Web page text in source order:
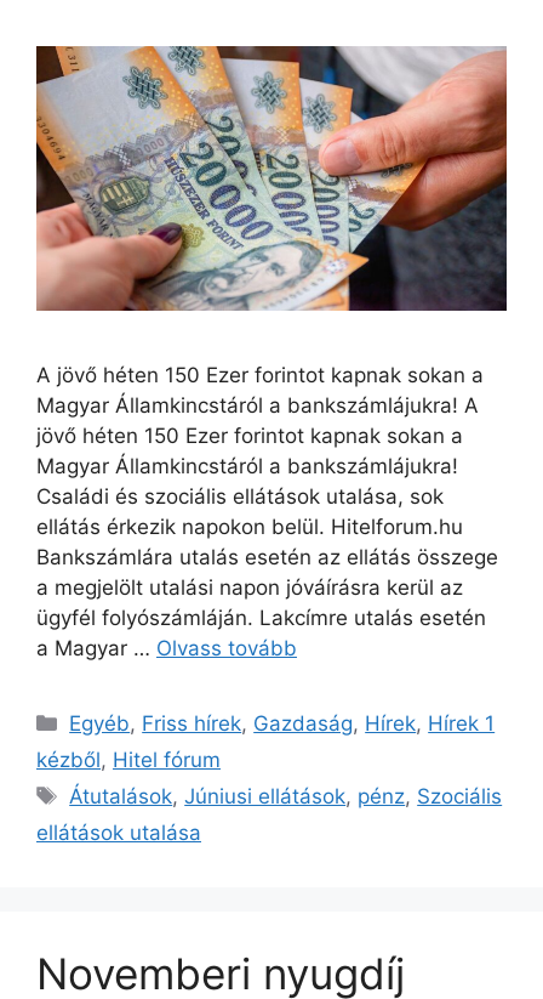
A jövő héten 150 Ezer forintot kapnak sokan a
Magyar Államkincstáról a bankszámlájukra! A
jövő héten 150 Ezer forintot kapnak sokan a
Magyar Államkincstáról a bankszámlájukra!
Családi és szociális ellátások utalása, sok
ellátás érkezik napokon belül. Hitelforum.hu
Bankszámlára utalás esetén az ellátás összege
a megjelölt utalási napon jóváírásra kerül az
ügyfél folyószámláján. Lakcímre utalás esetén
a Magyar … Olvass tovább
Kategória
Egyéb, Friss hírek, Gazdaság, Hírek, Hírek 1
kézből, Hitel fórum
Címkék
Átutalások,Júniusi ellátások, pénz, Szociális
ellátások utalása
Novemberi nyugdíj